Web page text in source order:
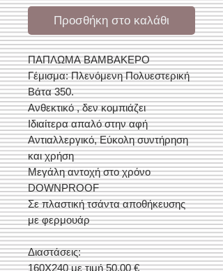
Προσθήκη στο καλάθι
ΠΑΠΛΩΜΑ ΒΑΜΒΑΚΕΡΟ
Γέμισμα: Πλενόμενη Πολυεστερική
Βάτα 350.
Ανθεκτικό , δεν κομπιάζει
Ιδιαίτερα απαλό στην αφή
Αντιαλλεργικό, Εύκολη συντήρηση
και χρήση
Μεγάλη αντοχή στο χρόνο
DOWNPROOF
Σε πλαστική τσάντα αποθήκευσης
με φερμουάρ
Διαστάσεις:
160Χ240 με τιμή 50.00 €